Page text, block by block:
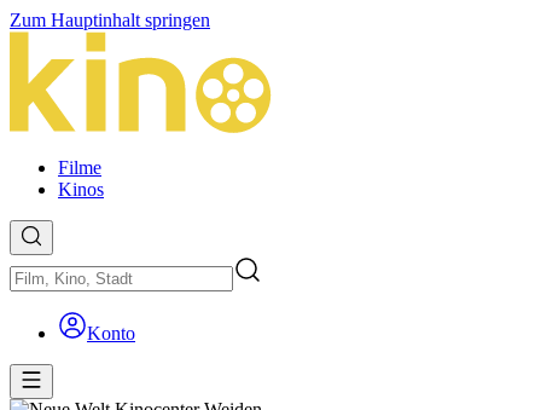
Zum Hauptinhalt springen
Filme
Kinos
Konto